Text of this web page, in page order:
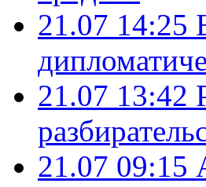
21.07 14:25
21.07 13:42
21.07 09:15